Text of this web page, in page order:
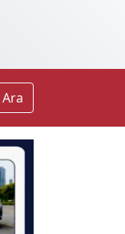
Ara